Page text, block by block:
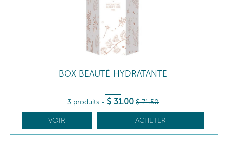
BOX BEAUTÉ HYDRATANTE
3 produits - $ 31.00 $ 71.50
VOIR ACHETER